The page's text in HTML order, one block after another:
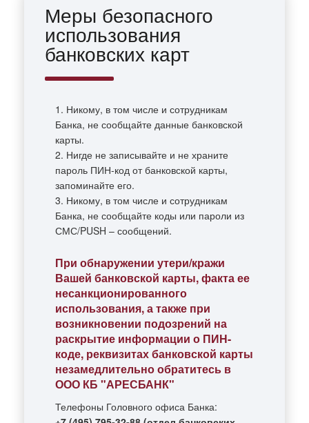
Меры безопасного
использования
банковских карт
1. Никому, в том числе и сотрудникам
Банка, не сообщайте данные банковской
карты.
2. Нигде не записывайте и не храните
пароль ПИН-код от банковской карты,
запоминайте его.
3. Никому, в том числе и сотрудникам
Банка, не сообщайте коды или пароли из
СМС/PUSH – сообщений.
При обнаружении утери/кражи
Вашей банковской карты, факта ее
несанкционированного
использования, а также при
возникновении подозрений на
раскрытие информации о ПИН-
коде, реквизитах банковской карты
незамедлительно обратитесь в
ООО КБ "АРЕСБАНК"
Телефоны Головного офиса Банка: